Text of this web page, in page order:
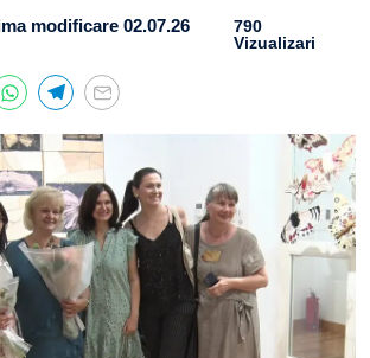
modificare 02.07.26
790
Vizualizari